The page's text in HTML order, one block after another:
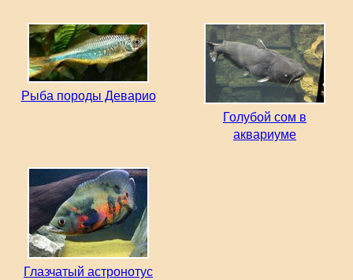
Рыба породы Деварио
Голубой сом в
аквариуме
Глазчатый астронотус